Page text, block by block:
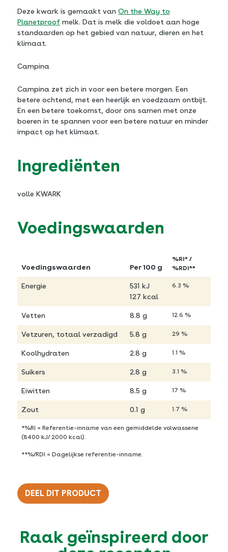
Deze kwark is gemaakt van On the Way to
Planetproof melk. Dat is melk die voldoet aan hoge
standaarden op het gebied van natuur, dieren en het
klimaat.
Campina
Campina zet zich in voor een betere morgen. Een
betere ochtend, met een heerlijk en voedzaam ontbijt.
En een betere toekomst, door ons samen met onze
boeren in te spannen voor een betere natuur en minder
impact op het klimaat.
Ingrediënten
volle KWARK
Voedingswaarden
Voedingswaarden Per 100 g
%RI* /
%RDI**
Energie
531 kJ
127 kcal
6.3 %
Vetten 8.8 g 12.6 %
Vetzuren, totaal verzadigd 5.8 g 29 %
Koolhydraten 2.8 g 1.1 %
Suikers 2.8 g 3.1 %
Eiwitten 8.5 g 17 %
Zout 0.1 g 1.7 %
*%RI = Referentie-inname van een gemiddelde volwassene
(8400 kJ/ 2000 kcal).
**%/RDI = Dagelijkse referentie-inname.
DEEL DIT PRODUCT
Facebook
Raak geïnspireerd door